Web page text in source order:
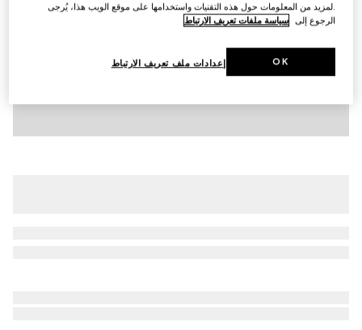
حذاء سنيكرز Gucci Shift للرجال
تنويعاتكانفاس بنقش GG باللونين البيج والبني
.لمزيد من المعلومات حول هذه التقنيات واستخدامها على موقع الويب هذا، يُرجى
الرجوع إلى سياسة ملفات تعريف الارتباط
إعدادات ملف تعريف الارتباط OK